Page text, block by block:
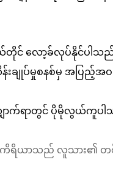
တိုင် လော့ခ်လုပ်နိုင်ပါသ
ျုပ်မှုစနစ်မှ အပြည့်အဝ
ျှောက်ရာတွင် ပိုမိုလွယ်ကူပ
သည့် ကိရိယာသည် လူသား